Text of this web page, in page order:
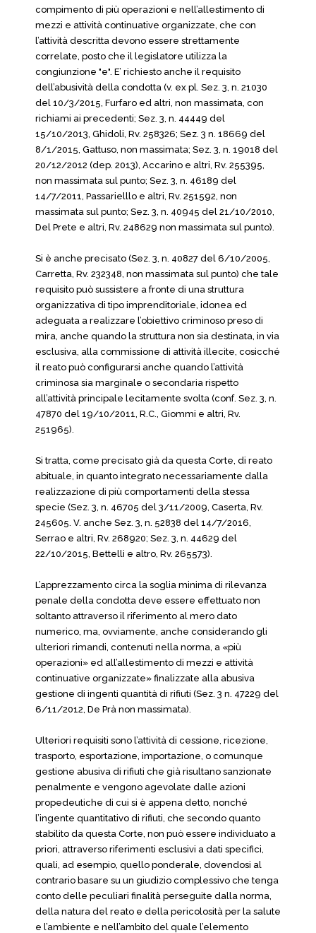
compimento di più operazioni e nell’allestimento di
mezzi e attività continuative organizzate, che con
l’attività descritta devono essere strettamente
correlate, posto che il legislatore utilizza la
congiunzione "e". E’ richiesto anche il requisito
dell’abusività della condotta (v. ex pl. Sez. 3, n. 21030
del 10/3/2015, Furfaro ed altri, non massimata, con
richiami ai precedenti; Sez. 3, n. 44449 del
15/10/2013, Ghidoli, Rv. 258326; Sez. 3 n. 18669 del
8/1/2015, Gattuso, non massimata; Sez. 3, n. 19018 del
20/12/2012 (dep. 2013), Accarino e altri, Rv. 255395,
non massimata sul punto; Sez. 3, n. 46189 del
14/7/2011, Passarielllo e altri, Rv. 251592, non
massimata sul punto; Sez. 3, n. 40945 del 21/10/2010,
Del Prete e altri, Rv. 248629 non massimata sul punto).
Si è anche precisato (Sez. 3, n. 40827 del 6/10/2005,
Carretta, Rv. 232348, non massimata sul punto) che tale
requisito può sussistere a fronte di una struttura
organizzativa di tipo imprenditoriale, idonea ed
adeguata a realizzare l’obiettivo criminoso preso di
mira, anche quando la struttura non sia destinata, in via
esclusiva, alla commissione di attività illecite, cosicché
il reato può configurarsi anche quando l’attività
criminosa sia marginale o secondaria rispetto
all’attività principale lecitamente svolta (conf. Sez. 3, n.
47870 del 19/10/2011, R.C., Giommi e altri, Rv.
251965).
Si tratta, come precisato già da questa Corte, di reato
abituale, in quanto integrato necessariamente dalla
realizzazione di più comportamenti della stessa
specie (Sez. 3, n. 46705 del 3/11/2009, Caserta, Rv.
245605. V. anche Sez. 3, n. 52838 del 14/7/2016,
Serrao e altri, Rv. 268920; Sez. 3, n. 44629 del
22/10/2015, Bettelli e altro, Rv. 265573).
L’apprezzamento circa la soglia minima di rilevanza
penale della condotta deve essere effettuato non
soltanto attraverso il riferimento al mero dato
numerico, ma, ovviamente, anche considerando gli
ulteriori rimandi, contenuti nella norma, a «più
operazioni» ed all’allestimento di mezzi e attività
continuative organizzate» finalizzate alla abusiva
gestione di ingenti quantità di rifiuti (Sez. 3 n. 47229 del
6/11/2012, De Prà non massimata).
Ulteriori requisiti sono l’attività di cessione, ricezione,
trasporto, esportazione, importazione, o comunque
gestione abusiva di rifiuti che già risultano sanzionate
penalmente e vengono agevolate dalle azioni
propedeutiche di cui si è appena detto, nonché
l’ingente quantitativo di rifiuti, che secondo quanto
stabilito da questa Corte, non può essere individuato a
priori, attraverso riferimenti esclusivi a dati specifici,
quali, ad esempio, quello ponderale, dovendosi al
contrario basare su un giudizio complessivo che tenga
conto delle peculiari finalità perseguite dalla norma,
della natura del reato e della pericolosità per la salute
e l’ambiente e nell’ambito del quale l’elemento